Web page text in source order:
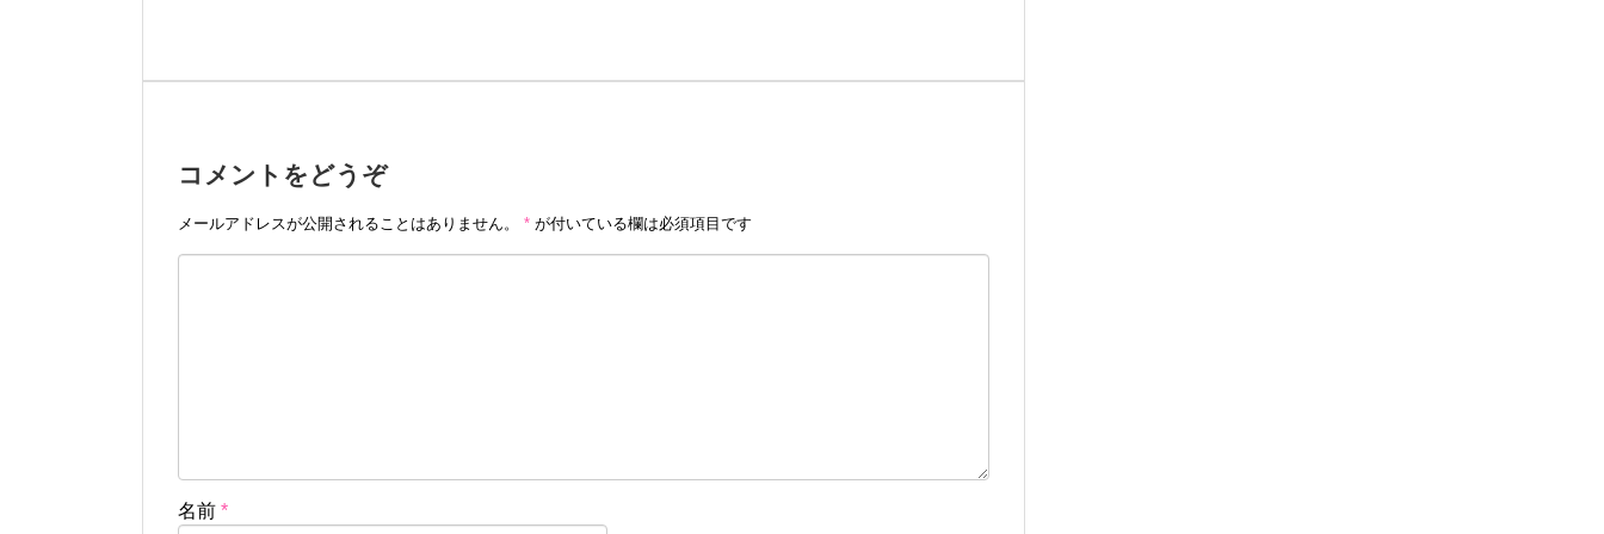
コメントをどうぞ
メールアドレスが公開されることはありません。 * が付いている欄は必須項目です
名前 *